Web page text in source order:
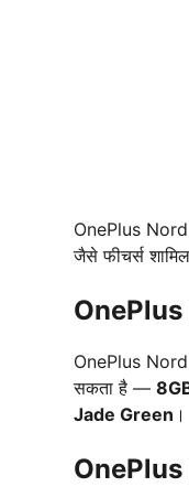
OnePlus Nord
जैसे फीचर्स
OnePlus
सकता है —
Jade Green ।